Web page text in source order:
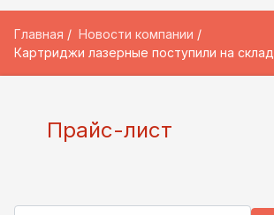
Главная
Новости компании
Картриджи лазерные поступили на склад
Прайс-лист